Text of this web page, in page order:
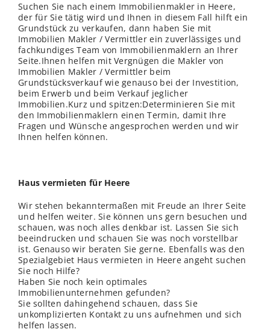
Suchen Sie nach einem Immobilienmakler in Heere,
der für Sie tätig wird und Ihnen in diesem Fall hilft ein
Grundstück zu verkaufen, dann haben Sie mit
Immobilien Makler / Vermittler ein zuverlässiges und
fachkundiges Team von Immobilienmaklern an Ihrer
Seite.Ihnen helfen mit Vergnügen die Makler von
Immobilien Makler / Vermittler beim
Grundstücksverkauf wie genauso bei der Investition,
beim Erwerb und beim Verkauf jeglicher
Immobilien.Kurz und spitzen:Determinieren Sie mit
den Immobilienmaklern einen Termin, damit Ihre
Fragen und Wünsche angesprochen werden und wir
Ihnen helfen können.
Haus vermieten für Heere
Wir stehen bekanntermaßen mit Freude an Ihrer Seite
und helfen weiter. Sie können uns gern besuchen und
schauen, was noch alles denkbar ist. Lassen Sie sich
beeindrucken und schauen Sie was noch vorstellbar
ist. Genauso wir beraten Sie gerne. Ebenfalls was den
Spezialgebiet Haus vermieten in Heere angeht suchen
Sie noch Hilfe?
Haben Sie noch kein optimales
Immobilienunternehmen gefunden?
Sie sollten dahingehend schauen, dass Sie
unkomplizierten Kontakt zu uns aufnehmen und sich
helfen lassen.